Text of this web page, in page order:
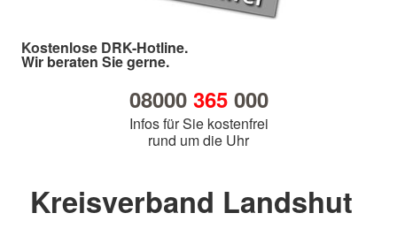
Kostenlose DRK-Hotline.
Wir beraten Sie gerne.
08000 365000
Infos für Sie kostenfrei
rund um die Uhr
Kreisverband Landshut